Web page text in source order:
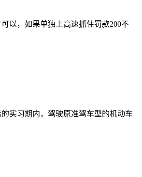
以，如果单独上高速抓住罚款200不
实习期内，驾驶原准驾车型的机动车